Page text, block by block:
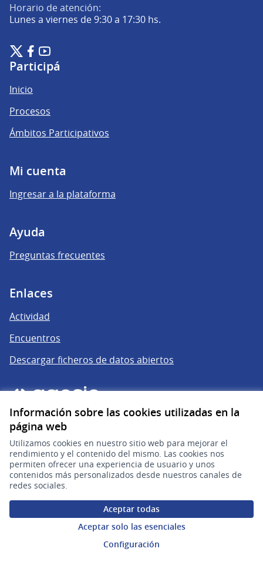
Información sobre las cookies utilizadas en la
página web
Utilizamos cookies en nuestro sitio web para mejorar el
rendimiento y el contenido del mismo. Las cookies nos
permiten ofrecer una experiencia de usuario y unos
contenidos más personalizados desde nuestros canales de
redes sociales.
Aceptar todas
Aceptar solo las esenciales
Configuración
Horario de atención:
Lunes a viernes de 9:30 a 17:30 hs.
Plataforma de Participación Ciudadana Digital en X
(Enlace externo)
Plataforma de Participación Ciudadana Digital en Facebook
(Enlace externo)
Plataforma de Participación Ciudadana Digital en
(Enlace externo)
Participá
Inicio
Procesos
Ámbitos Participativos
Mi cuenta
Ingresar a la plataforma
Ayuda
Preguntas frecuentes
Enlaces
Actividad
Encuentros
Descargar ficheros de datos abiertos
gub.uy
(Enlace externo)
Sitio oficial de la República Oriental del Uruguay
Configuración de cookies
Web creada consoftware libre